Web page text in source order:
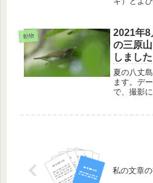
を含めて
動物
2021年8
の三原
しました
夏の八丈
ます。デ
で、撮影
私の文章